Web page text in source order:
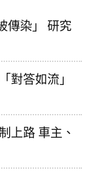
傳染」 研究
對答如流」
上路 車主、